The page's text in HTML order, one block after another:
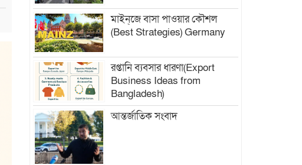
মাইন্‌জে বাসা পাওয়ার কৌশল
(Best Strategies) Germany
রপ্তানি ব্যবসার ধারণা(Export
Business Ideas from
Bangladesh)
আন্তর্জাতিক সংবাদ